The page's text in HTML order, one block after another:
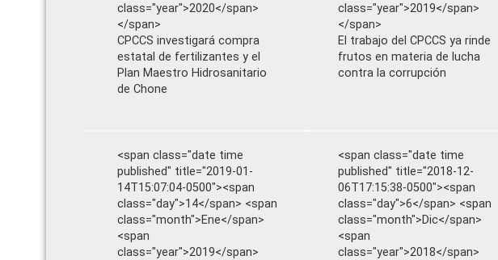
class="year">2020</span>
</span>
CPCCS investigará compra
estatal de fertilizantes y el
Plan Maestro Hidrosanitario
de Chone
class="year">2019</span>
</span>
El trabajo del CPCCS ya rinde
frutos en materia de lucha
contra la corrupción
<span class="date time
published" title="2019-01-
14T15:07:04-0500"><span
class="day">14</span> <span
class="month">Ene</span>
<span
class="year">2019</span>
<span class="date time
published" title="2018-12-
06T17:15:38-0500"><span
class="day">6</span> <span
class="month">Dic</span>
<span
class="year">2018</span>